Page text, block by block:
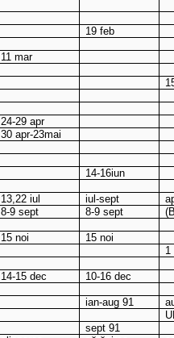
19 feb
11 mar
24-29 apr
30 apr-23mai
14-16iun
13,22 iul iul-sept
8-9 sept 8-9 sept
15 noi
15 noi
1
14-15 dec
10-16 dec
ian-aug 91
sept 91